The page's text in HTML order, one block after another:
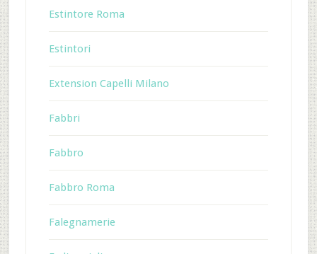
Estintore Roma
Estintori
Extension Capelli Milano
Fabbri
Fabbro
Fabbro Roma
Falegnamerie